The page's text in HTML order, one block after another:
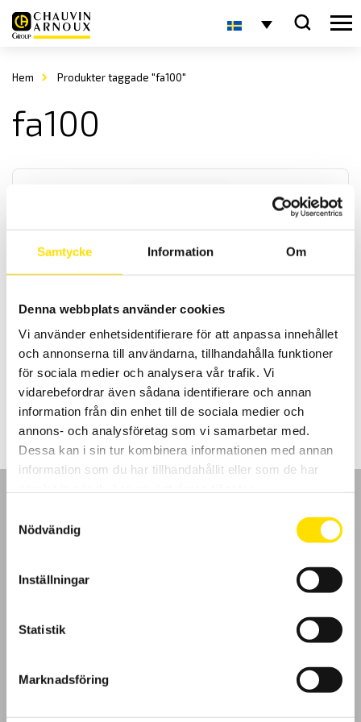
Samtycke Information Om
Denna webbplats använder cookies
Vi använder enhetsidentifierare för att anpassa innehållet
och annonserna till användarna, tillhandahålla funktioner
för sociala medier och analysera vår trafik. Vi
vidarebefordrar även sådana identifierare och annan
information från din enhet till de sociala medier och
annons- och analysföretag som vi samarbetar med.
Dessa kan i sin tur kombinera informationen med annan
information som du har tillhandahållit eller som de har
Nödvändig
Inställningar
Statistik
Marknadsföring
Hem Produkter taggade "fa100"
fa100
SAUTER FA
är en lättanvänd mekanisk dynamometer för mätning av tryck och
drag. Finns i 8 st olika kapaciteter [10N, 20N, 30N, 50N, 100 N, 200N,
300N och 500N].
2,200.00kr – 2,650.00kr Prisintervall:
2,200.00 kr
till
2,650.00 kr
LÄS MER